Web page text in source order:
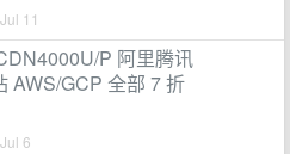
Jul 11
P 阿里腾讯
AWS/GCP 全部 7 折
Jul 6